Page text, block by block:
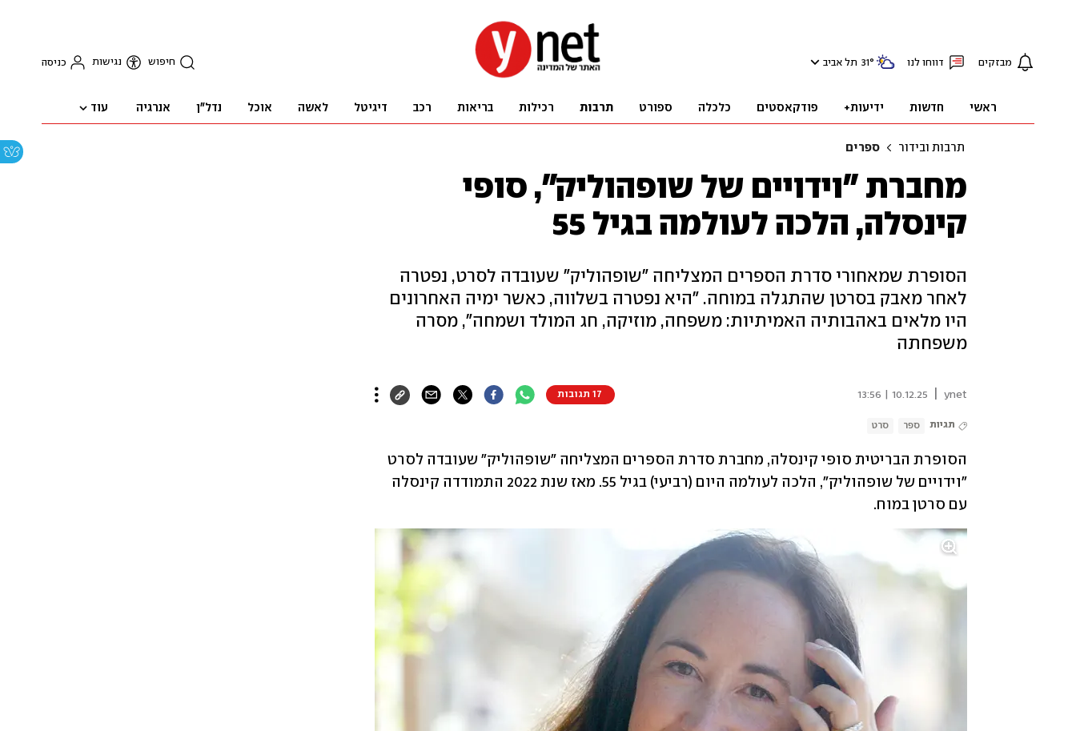
מבזקים דווחו לנו 31° תל אביב חיפוש נגישות כניסה
ראשי חדשות ידיעות+ פודקאסטים כלכלה ספורט תרבות רכילות בריאות רכב דיגיטל לאשה אוכל נדל"ן אנרגיה עוד
תרבות ובידור ספרים
מחברת "וידויים של שופהוליק", סופי
קינסלה, הלכה לעולמה בגיל 55
הסופרת שמאחורי סדרת הספרים המצליחה "שופהוליק" שעובדה לסרט, נפטרה
לאחר מאבק בסרטן שהתגלה במוחה. "היא נפטרה בשלווה, כאשר ימיה האחרונים
היו מלאים באהבותיה האמיתיות: משפחה, מוזיקה, חג המולד ושמחה", מסרה
משפחתה
ynet
10.12.25 | 13:56 17 תגובות
תגיות ספר סרט
עם סרטן במוח.